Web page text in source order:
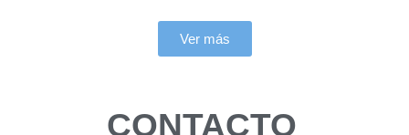
Ver más
CONTACTO